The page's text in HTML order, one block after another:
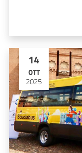
14
OTT
2025